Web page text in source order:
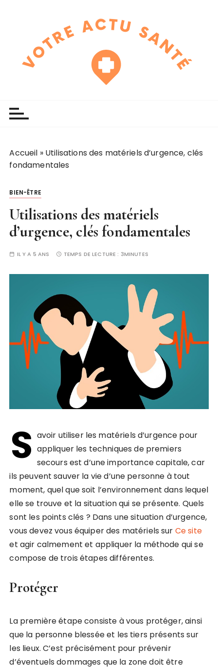
Accueil » Utilisations des matériels d’urgence, clés
fondamentales
BIEN-ÊTRE
Utilisations des matériels
d’urgence, clés fondamentales
IL Y A 5 ANS TEMPS DE LECTURE : 3MINUTES
S avoir utiliser les matériels d’urgence pour
appliquer les techniques de premiers
secours est d’une importance capitale, car
ils peuvent sauver la vie d’une personne à tout
moment, quel que soit l’environnement dans lequel
elle se trouve et la situation qui se présente. Quels
sont les points clés ? Dans une situation d’urgence,
vous devez vous équiper des matériels sur Ce site
et agir calmement et appliquer la méthode qui se
compose de trois étapes différentes.
Protéger
La première étape consiste à vous protéger, ainsi
que la personne blessée et les tiers présents sur
les lieux. C’est précisément pour prévenir
d’éventuels dommages que la zone doit être